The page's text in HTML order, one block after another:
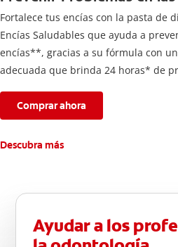
Fortalece tus encías con la pasta de
Encías Saludables que ayuda a
encías**, gracias a su fórmula con
adecuada que brinda 24 horas* de
semanas.
**Causados por bacterias.
Comprar ahora
Descubra más
Ayudar a los